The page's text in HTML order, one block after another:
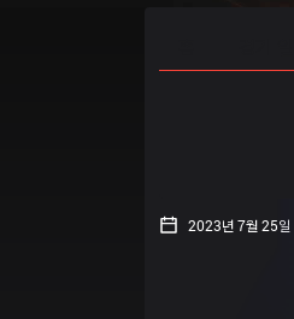
2023년 7월 25일